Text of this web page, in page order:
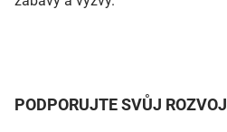
PODPORUJTE SVŮJ ROZVOJ